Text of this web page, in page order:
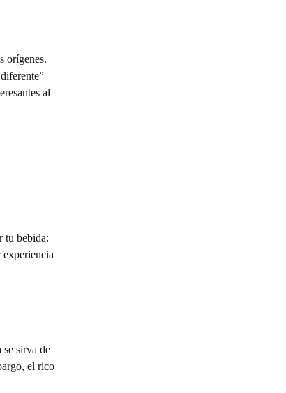
orígenes.
al
tu bebida:
experiencia
se sirva de
el rico